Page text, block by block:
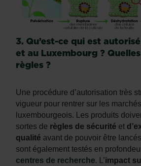
3. Qu’est-ce qui est
et au Luxembourg ?
règles ?
Une procédure d’autorisation très
vigueur pour rentrer sur les
luxembourgeois. Les produits
sortes de règles de sécurité et
qualité avant de pouvoir être
sont également testés en
centres de recherche. L’impact